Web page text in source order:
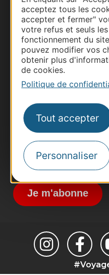
acceptez tous les
accepter et fermer"
votre refus et seuls
fonctionnement du
pouvez modifier vos
obtenir plus
de cookies.
Politique de
Tout accepter
Personnaliser
Thermalisme
Business/Mice
Site presse et
Voyagistes
Inscrivez-vous à la
Destination Occitanie
suggestions de séjours,
Je m'abonne